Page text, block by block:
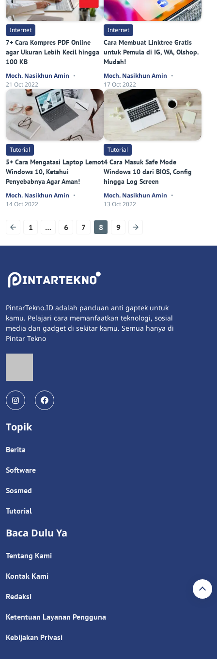
Internet
7+ Cara Kompres PDF Online
agar Ukuran Lebih Kecil hingga
100 KB
Moch. Nasikhun Amin
21 Oct 2022
Internet
Cara Membuat Linktree Gratis
untuk Pemula di IG, WA, Olshop.
Mudah!
Moch. Nasikhun Amin
17 Oct 2022
Tutorial
5+ Cara Mengatasi Laptop Lemot
Windows 10, Ketahui
Penyebabnya Agar Aman!
Moch. Nasikhun Amin
14 Oct 2022
Tutorial
4 Cara Masuk Safe Mode
Windows 10 dari BIOS, Config
hingga Log Screen
Moch. Nasikhun Amin
13 Oct 2022
1 … 6 7 8 9
PintarTekno.ID adalah panduan anti gaptek untuk
kamu. Pelajari cara memanfaatkan teknologi, sosial
media dan gadget di sekitar kamu. Semua hanya di
Pintar Tekno
Topik
Berita
Software
Sosmed
Tutorial
Baca Dulu Ya
Tentang Kami
Kontak Kami
Redaksi
Ketentuan Layanan Pengguna
Kebijakan Privasi